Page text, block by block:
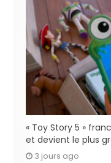
« Toy Story 5 »
et devient le plus
3 jours ago